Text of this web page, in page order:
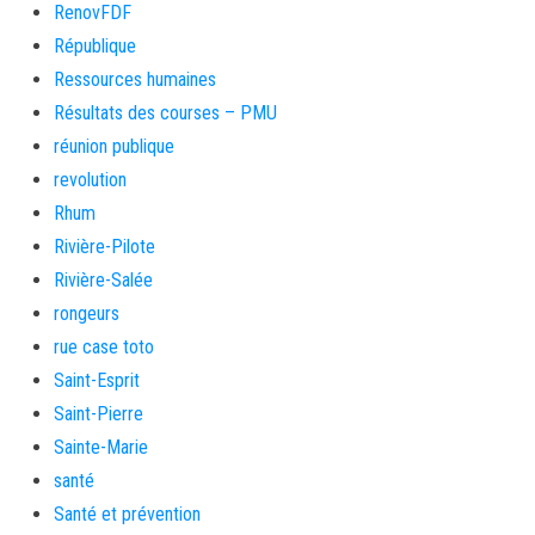
RenovFDF
République
Ressources humaines
Résultats des courses – PMU
réunion publique
revolution
Rhum
Rivière-Pilote
Rivière-Salée
rongeurs
rue case toto
Saint-Esprit
Saint-Pierre
Sainte-Marie
santé
Santé et prévention